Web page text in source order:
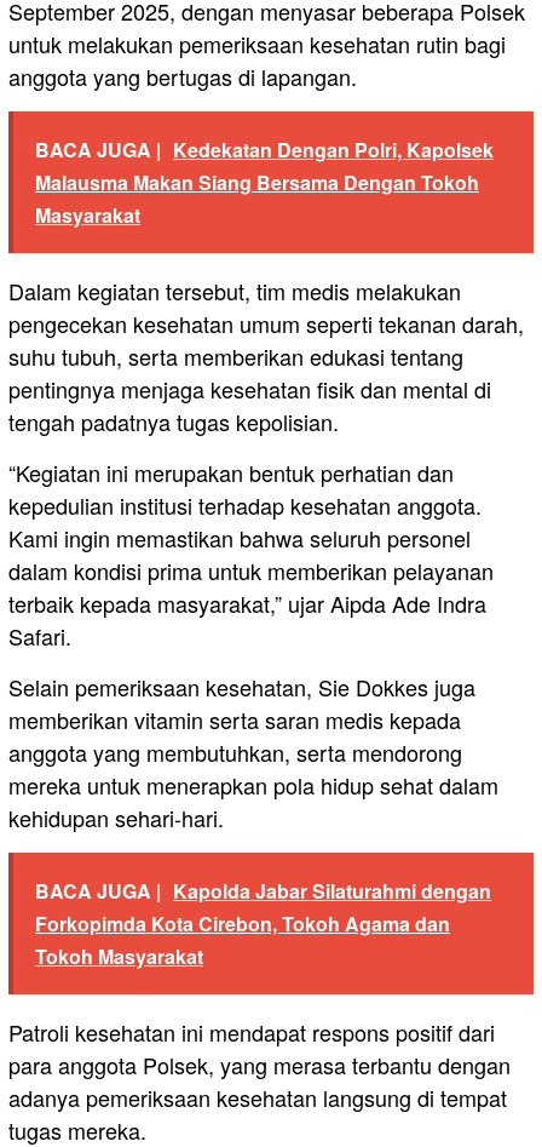
September 2025, dengan menyasar beberapa Polsek
untuk melakukan pemeriksaan kesehatan rutin bagi
anggota yang bertugas di lapangan.
BACA JUGA | Kedekatan Dengan Polri, Kapolsek
Malausma Makan Siang Bersama Dengan Tokoh
Masyarakat
Dalam kegiatan tersebut, tim medis melakukan
pengecekan kesehatan umum seperti tekanan darah,
suhu tubuh, serta memberikan edukasi tentang
pentingnya menjaga kesehatan fisik dan mental di
tengah padatnya tugas kepolisian.
“Kegiatan ini merupakan bentuk perhatian dan
kepedulian institusi terhadap kesehatan anggota.
Kami ingin memastikan bahwa seluruh personel
dalam kondisi prima untuk memberikan pelayanan
terbaik kepada masyarakat,” ujar Aipda Ade Indra
Safari.
Selain pemeriksaan kesehatan, Sie Dokkes juga
memberikan vitamin serta saran medis kepada
anggota yang membutuhkan, serta mendorong
mereka untuk menerapkan pola hidup sehat dalam
kehidupan sehari-hari.
BACA JUGA | Kapolda Jabar Silaturahmi dengan
Forkopimda Kota Cirebon, Tokoh Agama dan
Tokoh Masyarakat
Patroli kesehatan ini mendapat respons positif dari
para anggota Polsek, yang merasa terbantu dengan
adanya pemeriksaan kesehatan langsung di tempat
tugas mereka.